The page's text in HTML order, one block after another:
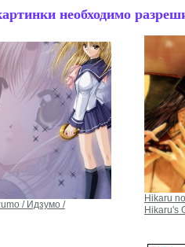
необходимо
/ Идзумо /
Hikaru
Hikaru's